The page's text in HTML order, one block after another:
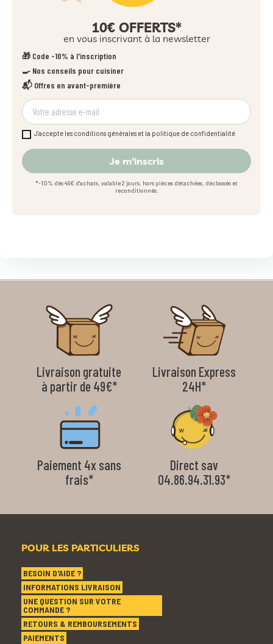
10€ OFFERTS*
en vous inscrivant à la newsletter
🎁 Code -10% à l'inscription
🍳 Nos conseils pour cuisiner
📬 Offres en avant-première
J'accepte les conditions générales et la politique de confidentialité
Je m'inscris
*-10% dès 49€ d'achats, valable 2 jours, hors pièces détachées, déclassés et
reconditionnés.
Livraison gratuite
à partir de 49€*
Livraison Express
24H*
Paiement 4x sans
frais*
Direct sav
04.86.94.31.93*
POUR LES PARTICULIERS
BESOIN D'AIDE ?
INFORMATIONS LIVRAISON
UNE QUESTION SUR VOTRE
COMMANDE ?
RETOURS & REMBOURSEMENTS
PAIEMENTS